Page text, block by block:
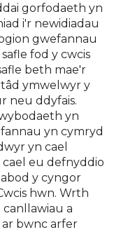
gorfodaeth yn
i'r newidiadau
gwefannau
fod y cwcis
beth mae'r
ymwelwyr y
neu ddyfais.
yn
yn cymryd
yn cael
cael eu defnyddio
y cyngor
hwn. Wrth
a
bwnc arfer